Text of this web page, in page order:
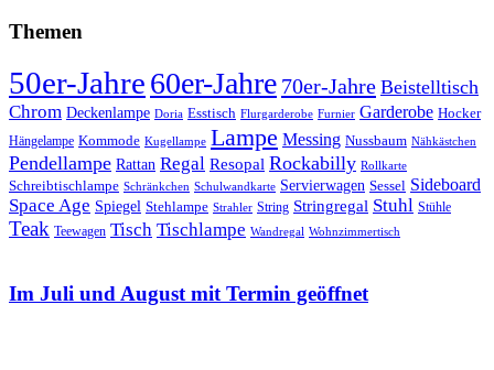
Themen
50er-Jahre60er-Jahre 70er-Jahre Beistelltisch
Chrom Deckenlampe Doria Esstisch Flurgarderobe Furnier Garderobe Hocker
Hängelampe Kommode Kugellampe Lampe Messing Nussbaum Nähkästchen
Pendellampe Rattan Regal Resopal Rockabilly Rollkarte
Schreibtischlampe Schränkchen Schulwandkarte Servierwagen Sessel Sideboard
Space Age Spiegel Stehlampe Strahler String Stringregal Stuhl Stühle
Teak Teewagen Tisch Tischlampe Wandregal Wohnzimmertisch
Im Juli und August mit Termin geöffnet